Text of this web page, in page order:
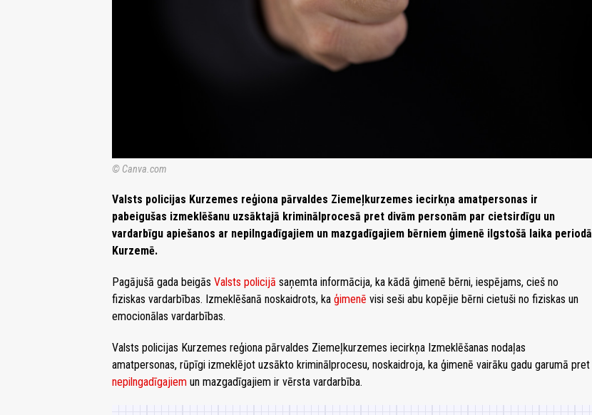
© Canva.com
Valsts policijas Kurzemes reģiona pārvaldes Ziemeļkurzemes iecirkņa amatpersonas ir
pabeigušas izmeklēšanu uzsāktajā kriminālprocesā pret divām personām par cietsirdīgu un
vardarbīgu apiešanos ar nepilngadīgajiem un mazgadīgajiem bērniem ģimenē ilgstošā laika periodā
Kurzemē.
Pagājušā gada beigās Valsts policijā saņemta informācija, ka kādā ģimenē bērni, iespējams, cieš no
fiziskas vardarbības. Izmeklēšanā noskaidrots, ka ģimenē visi seši abu kopējie bērni cietuši no fiziskas un
emocionālas vardarbības.
Valsts policijas Kurzemes reģiona pārvaldes Ziemeļkurzemes iecirkņa Izmeklēšanas nodaļas
amatpersonas, rūpīgi izmeklējot uzsākto kriminālprocesu, noskaidroja, ka ģimenē vairāku gadu garumā pret
nepilngadīgajiem un mazgadīgajiem ir vērsta vardarbība.